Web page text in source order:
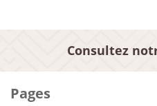
Consultez
Pages